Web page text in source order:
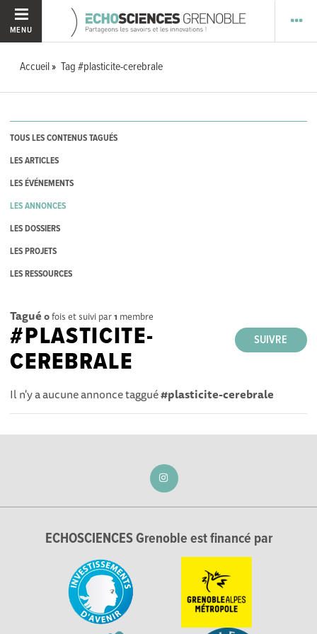
MENU
Accueil Tag #plasticite-cerebrale
TOUS LES CONTENUS TAGUÉS
LES ARTICLES
LES ÉVÉNEMENTS
LES ANNONCES
LES DOSSIERS
LES PROJETS
LES RESSOURCES
Tagué 0fois et suivi par1 membre
SUIVRE
#PLASTICITE-
CEREBRALE
Il n'y a aucune annonce taggué#plasticite-cerebrale
ECHOSCIENCES Grenoble est financé par